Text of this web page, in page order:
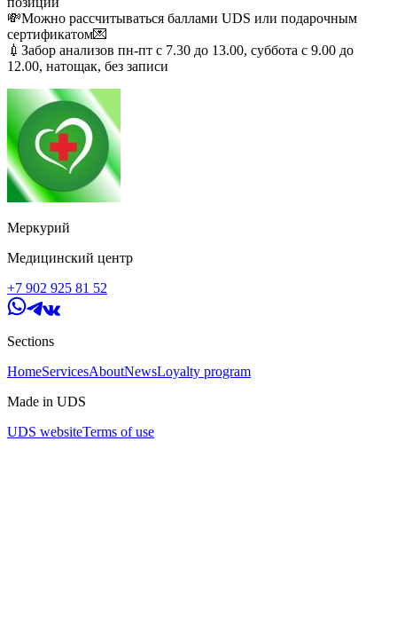
💸Можно рассчитываться баллами UDS или подарочным
сертификатом💌
💉Забор анализов пн-пт с 7.30 до 13.00, суббота с 9.00 до
12.00, натощак, без записи
Меркурий
Медицинский центр
+7 902 925 81 52
Sections
HomeServicesAboutNewsLoyalty program
Made in UDS
UDS websiteTerms of use